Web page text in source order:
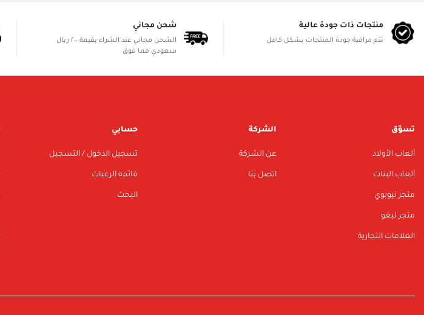
منتجات ذات جودة عالية
تتم مراقبة جودة المنتجات بشكل كامل
شحن مجاني
الشحن مجاني عند الشراء بقيمة ٢٠٠ ريال
سعودي فما فوق
تسوّق
ألعاب الأولاد
ألعاب البنات
متجر نيوبوي
متجر ليغو
العلامات التجارية
الشركة
عن الشركة
اتصل بنا
حسابي
تسجيل الدخول / التسجيل
قائمة الرغبات
البحث